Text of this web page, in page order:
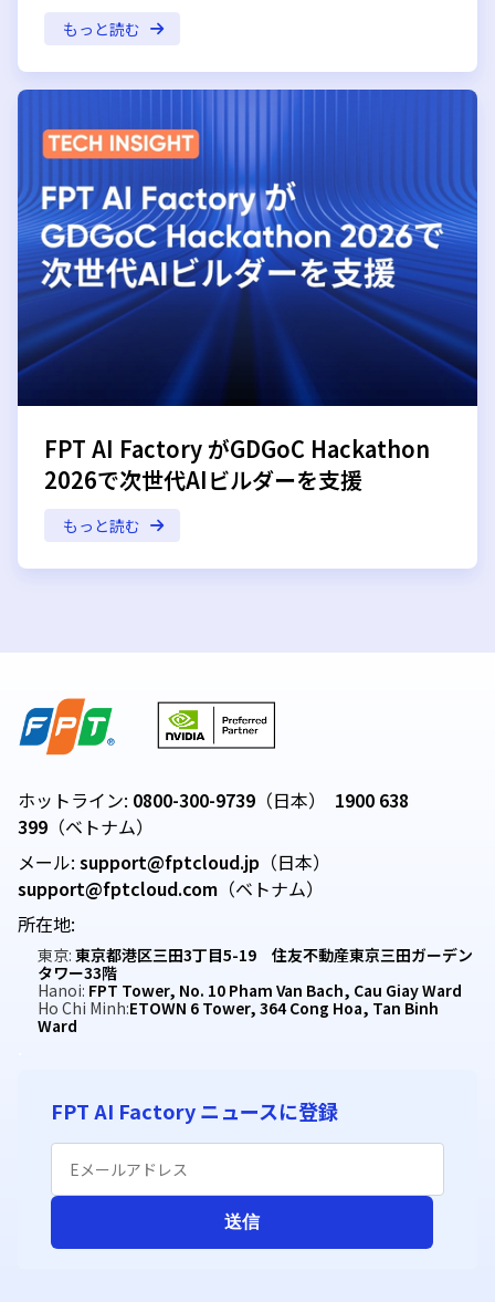
もっと読む
FPT AI Factory がGDGoC Hackathon
2026で次世代AIビルダーを支援
もっと読む
ホットライン: 0800-300-9739 （日本） 1900 638
399 （ベトナム）
メール: support@fptcloud.jp （日本）
support@fptcloud.com （ベトナム）
所在地:
東京:東京都港区三田3丁目5-19 住友不動産東京三田ガーデン
タワー33階
Hanoi: FPT Tower, No. 10 Pham Van Bach, Cau Giay Ward
Ho Chi Minh:ETOWN 6 Tower, 364 Cong Hoa, Tan Binh
Ward